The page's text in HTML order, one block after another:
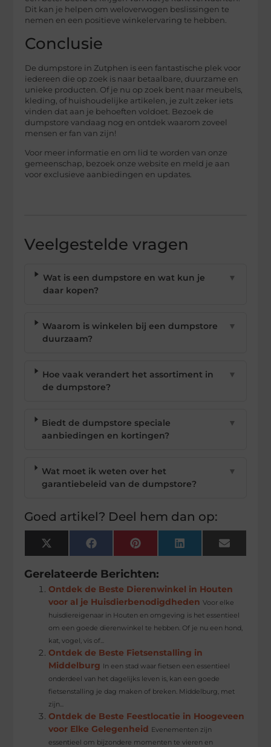
Dit kan je helpen om weloverwogen beslissingen te
nemen en een positieve winkelervaring te hebben.
Conclusie
De dumpstore in Zutphen is een fantastische plek voor
iedereen die op zoek is naar betaalbare, duurzame en
unieke producten. Of je nu op zoek bent naar meubels,
kleding, of huishoudelijke artikelen, je zult zeker iets
vinden dat aan je behoeften voldoet. Bezoek de
dumpstore vandaag nog en ontdek waarom zoveel
mensen er fan van zijn!
Voor meer informatie en om lid te worden van onze
gemeenschap, bezoek onze website en meld je aan
voor exclusieve aanbiedingen en updates.
Veelgestelde vragen
Wat is een dumpstore en wat kun je
daar kopen?
▼
Waarom is winkelen bij een dumpstore
duurzaam?
▼
Hoe vaak verandert het assortiment in
de dumpstore?
▼
Biedt de dumpstore speciale
aanbiedingen en kortingen?
▼
Wat moet ik weten over het
garantiebeleid van de dumpstore?
▼
Goed artikel? Deel hem dan op:
X
(Twitter)
FacebookPinterest LinkedIn Email
Gerelateerde Berichten:
Ontdek de Beste Dierenwinkel in Houten
voor al je Huisdierbenodigdheden Voor elke
huisdiereigenaar in Houten en omgeving is het essentieel
om een goede dierenwinkel te hebben. Of je nu een hond,
kat, vogel, vis of...
Ontdek de Beste Fietsenstalling in
Middelburg In een stad waar fietsen een essentieel
onderdeel van het dagelijks leven is, kan een goede
fietsenstalling je dag maken of breken. Middelburg, met
zijn...
Ontdek de Beste Feestlocatie in Hoogeveen
voor Elke Gelegenheid Evenementen zijn
essentieel om bijzondere momenten te vieren en